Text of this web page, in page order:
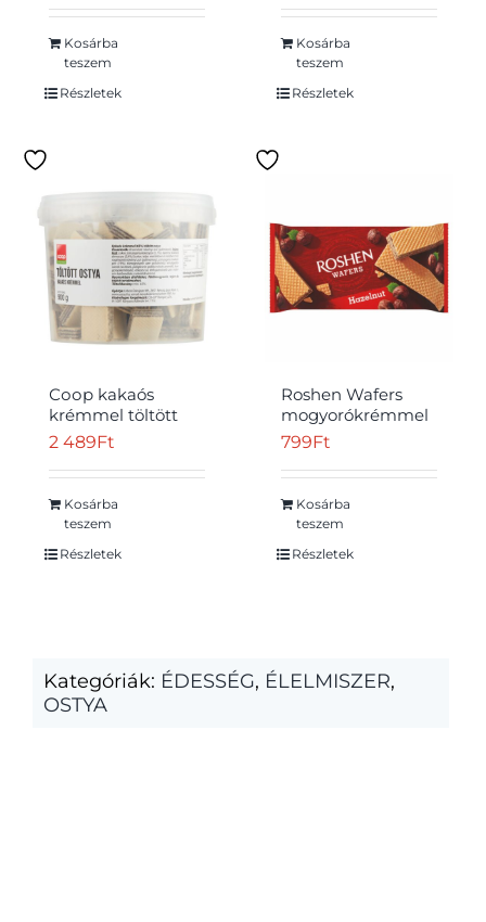
Kosárba
teszem
Részletek
price
was:
389Ft.
price
Kosárba
teszem
Részletek
Соор kakaós
krémmel töltött
ostya 900 g
2 489Ft
Kosárba
teszem
Részletek
Roshen Wafers
mogyorókrémmel
töltött ostya 216 g
799Ft
Kosárba
teszem
Részletek
Kategóriák: ÉDESSÉG, ÉLELMISZER,
OSTYA